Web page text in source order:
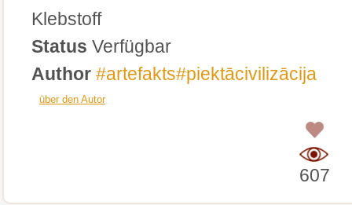
Klebstoff
Status Verfügbar
Author #artefakts#piektācivilizācija
über den Autor
607